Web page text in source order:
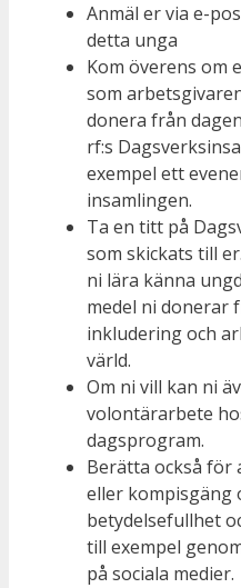
Anmäl er via e-
detta unga
Kom överens om
som
donera från
rf:s
exempel ett
insamlingen.
Ta en titt på
som skickats till
ni lära känna
medel ni donerar
inkludering och
värld.
Om ni vill kan ni
volontärarbete
dagsprogram.
Berätta också för
eller kompisgäng
betydelsefullhet
till exempel
på sociala medier.